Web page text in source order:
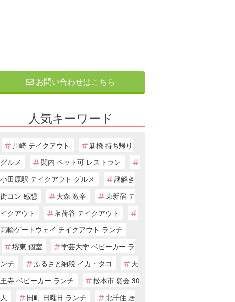
お問い合わせはこちら
人気キーワード
川崎 テイクアウト
新橋 持ち帰り
グルメ
関内 ペット可 レストラン
小田原駅 テイクアウト グルメ
謎解き
街コン 感想
大森 激辛
東新宿 テ
イクアウト
茗荷谷 テイクアウト
高輪ゲートウェイ テイクアウト ランチ
堺東 個室
学芸大学 ベビーカー ラ
ンチ
ふるさと納税 イカ・タコ
天
王寺 ベビーカー ランチ
松本市 宴会 30
人
田町 日曜日 ランチ
北千住 居